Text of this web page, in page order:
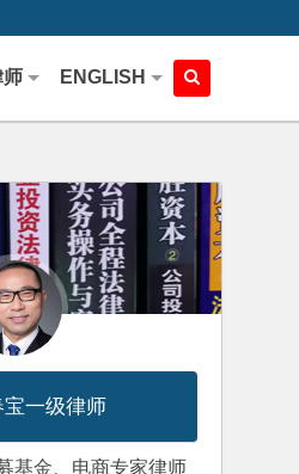
师 ENGLISH
一级律师
基金、电商专家律师